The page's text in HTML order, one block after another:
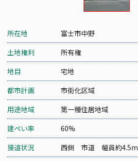
所在地
富士市中野
土地権利
所有権
地目
宅地
都市計画
市街化区域
用途地域
第一種住居地域
建ぺい率
60%
接道状況
西側 市道 幅員約4.5m